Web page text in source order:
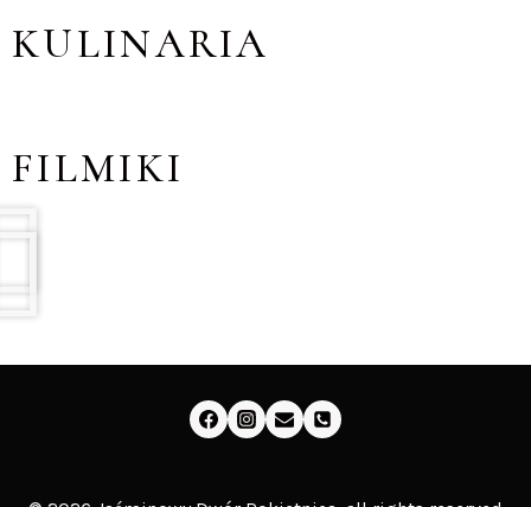
KULINARIA
FILMIKI